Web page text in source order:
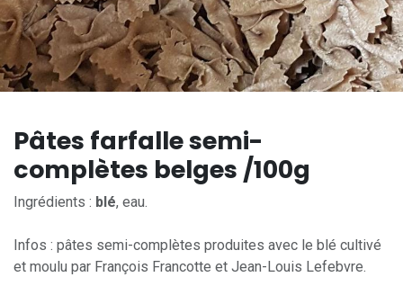
Pâtes farfalle semi-
complètes belges /100g
Ingrédients : blé, eau.
Infos : pâtes semi-complètes produites avec le blé cultivé
et moulu par François Francotte et Jean-Louis Lefebvre.